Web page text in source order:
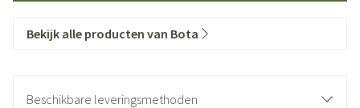
Bekijk alle producten van Bota
Beschikbare leveringsmethoden